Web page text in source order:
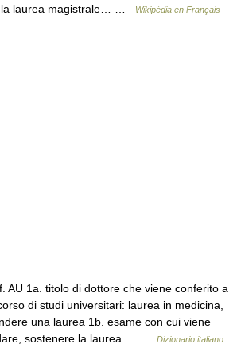
la laurea magistrale… …
Wikipédia en Français
AU 1a. titolo di dottore che viene conferito a
di studi universitari: laurea in medicina,
una laurea 1b. esame con cui viene
sostenere la laurea… …
Dizionario italiano